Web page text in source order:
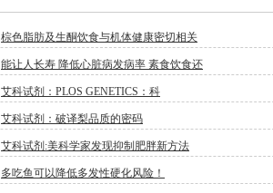
棕色脂肪及生酮饮食与机体健康密切相关
能让人长寿 降低心脏病发病率 素食饮食还
艾科试剂：PLOS GENETICS：科
艾科试剂：破译梨品质的密码
艾科试剂:美科学家发现抑制肥胖新方法
多吃鱼可以降低多发性硬化风险！